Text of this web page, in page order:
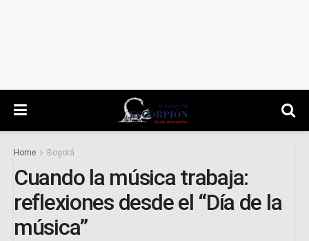
Home Bogotá
Cuando la música trabaja:
reflexiones desde el “Día de la
música”